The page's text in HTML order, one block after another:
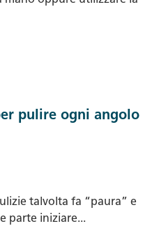
pulire ogni angolo
talvolta fa “paura” e
parte iniziare...